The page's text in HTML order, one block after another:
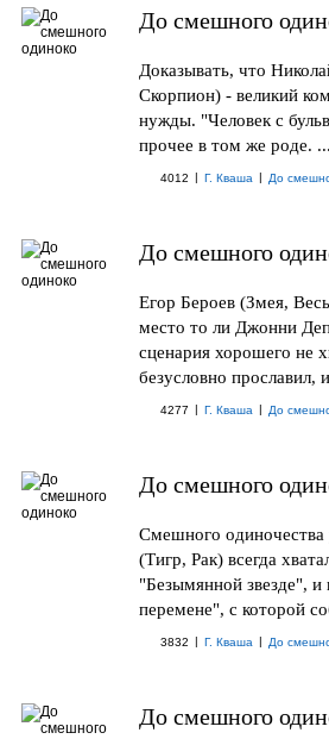
До смешного
Доказывать, что
Скорпион) - великий
нужды. "Человек с
прочее в том же роде. ...
4012 | Г. Кваша | До
До смешного
Егор Бероев (Змея,
место то ли Джонни
сценария хорошего не
безусловно прославил,
4277 | Г. Кваша | До
До смешного
Смешного
(Тигр, Рак) всегда
"Безымянной звезде",
перемене", с которой
3832 | Г. Кваша | До
До смешного